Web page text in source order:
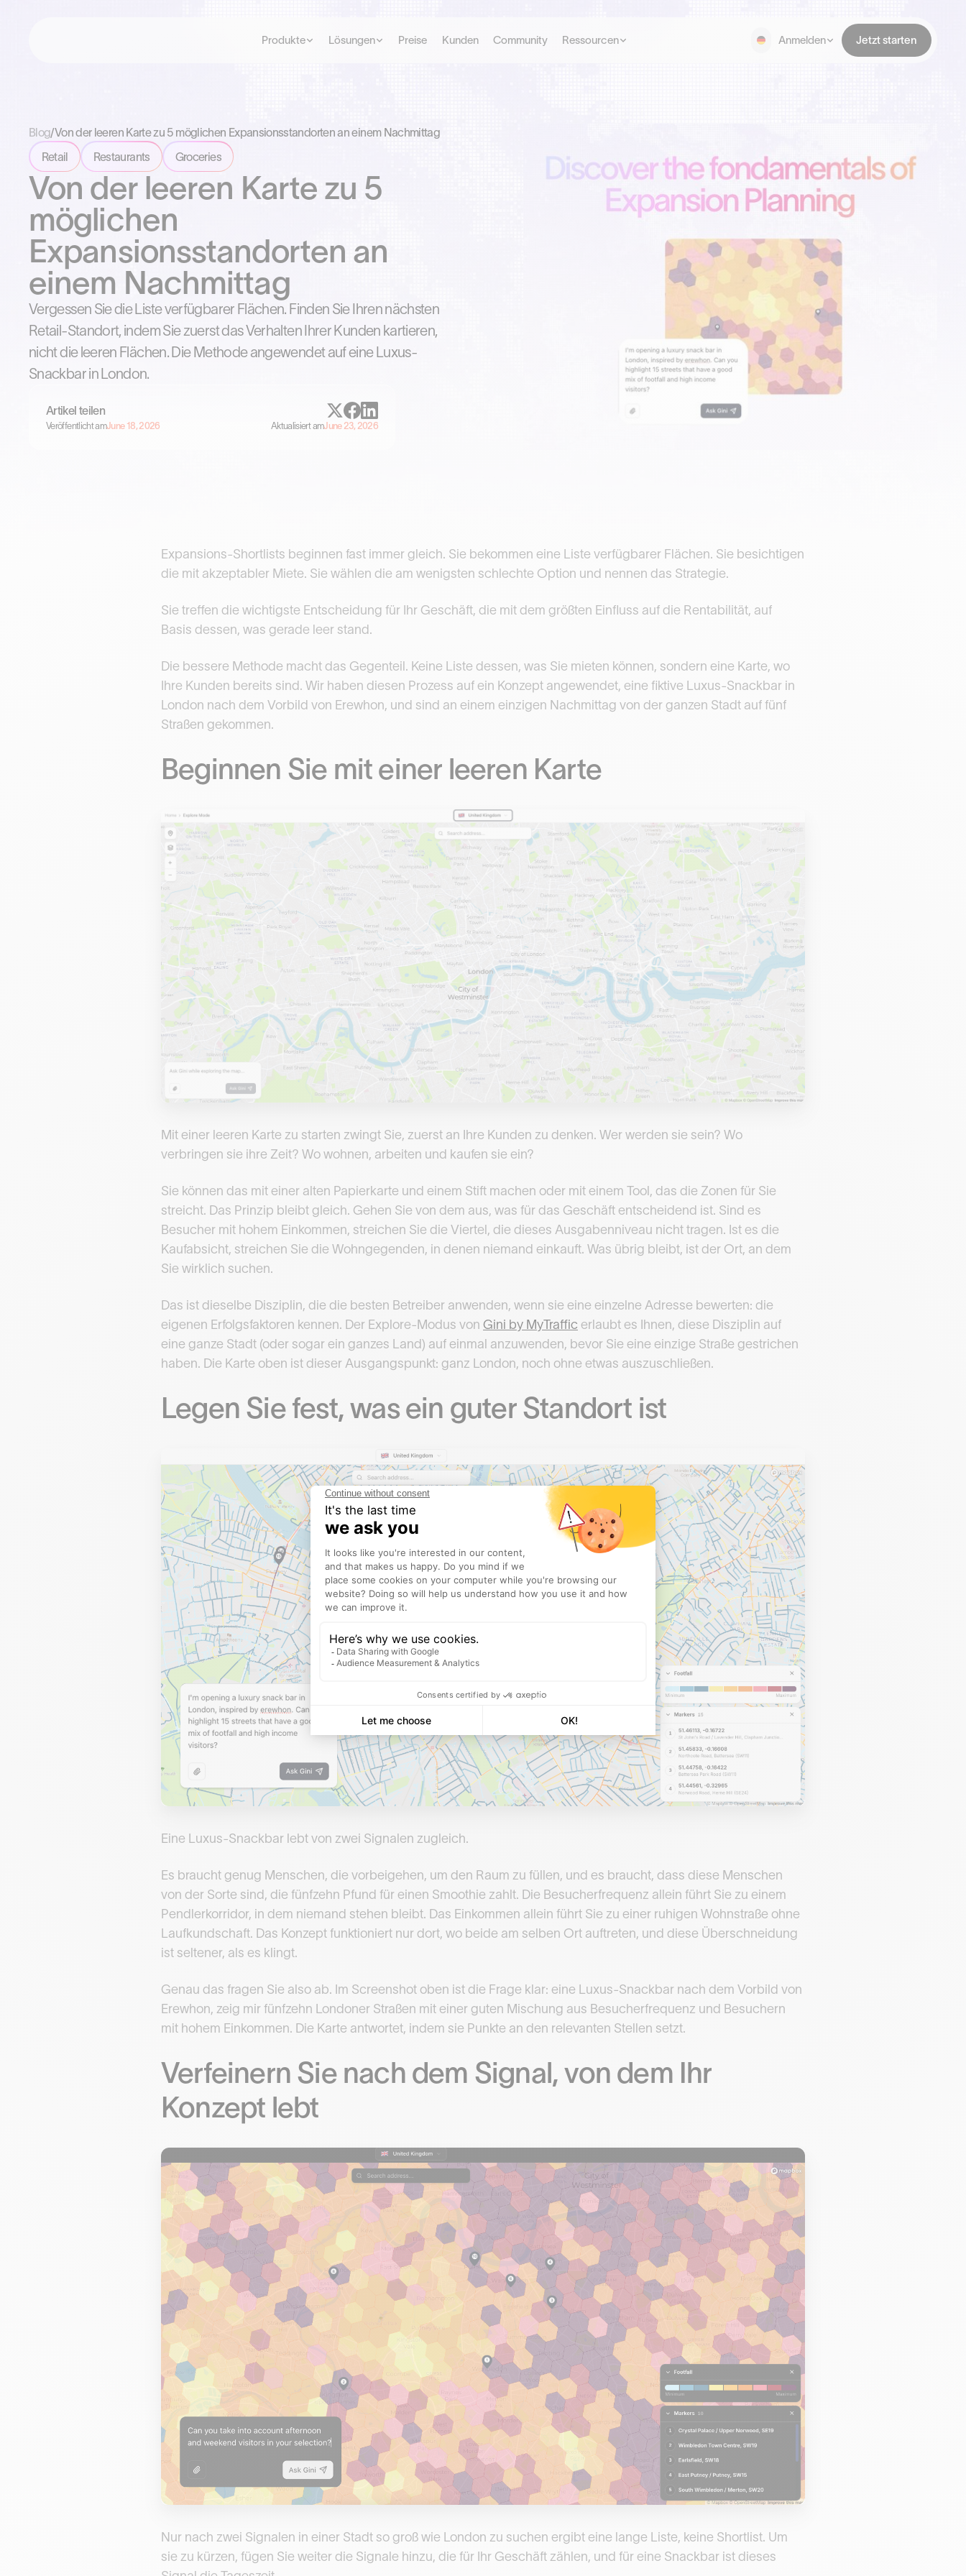
Produkte Lösungen Preise Kunden Community Ressourcen Anmelden Jetzt starten
Blog/Von der leeren Karte zu 5 möglichen Expansionsstandorten an einem Nachmittag
Retail
Restaurants Groceries
Von der leeren Karte zu 5
möglichen
Expansionsstandorten an
einem Nachmittag
Vergessen Sie die Liste verfügbarer Flächen. Finden Sie Ihren nächsten
Retail-Standort, indem Sie zuerst das Verhalten Ihrer Kunden kartieren,
nicht die leeren Flächen. Die Methode angewendet auf eine Luxus-
Snackbar in London.
Artikel teilen
Veröffentlicht amJune 18, 2026 Aktualisiert amJune 23, 2026
Expansions-Shortlists beginnen fast immer gleich. Sie bekommen eine Liste verfügbarer Flächen. Sie besichtigen
die mit akzeptabler Miete. Sie wählen die am wenigsten schlechte Option und nennen das Strategie.
Sie treffen die wichtigste Entscheidung für Ihr Geschäft, die mit dem größten Einfluss auf die Rentabilität, auf
Basis dessen, was gerade leer stand.
Die bessere Methode macht das Gegenteil. Keine Liste dessen, was Sie mieten können, sondern eine Karte, wo
Ihre Kunden bereits sind. Wir haben diesen Prozess auf ein Konzept angewendet, eine fiktive Luxus-Snackbar in
London nach dem Vorbild von Erewhon, und sind an einem einzigen Nachmittag von der ganzen Stadt auf fünf
Straßen gekommen.
Beginnen Sie mit einer leeren Karte
Mit einer leeren Karte zu starten zwingt Sie, zuerst an Ihre Kunden zu denken. Wer werden sie sein? Wo
verbringen sie ihre Zeit? Wo wohnen, arbeiten und kaufen sie ein?
Sie können das mit einer alten Papierkarte und einem Stift machen oder mit einem Tool, das die Zonen für Sie
streicht. Das Prinzip bleibt gleich. Gehen Sie von dem aus, was für das Geschäft entscheidend ist. Sind es
Besucher mit hohem Einkommen, streichen Sie die Viertel, die dieses Ausgabenniveau nicht tragen. Ist es die
Kaufabsicht, streichen Sie die Wohngegenden, in denen niemand einkauft. Was übrig bleibt, ist der Ort, an dem
Sie wirklich suchen.
Das ist dieselbe Disziplin, die die besten Betreiber anwenden, wenn sie eine einzelne Adresse bewerten: die
eigenen Erfolgsfaktoren kennen. Der Explore-Modus von Gini by MyTraffic erlaubt es Ihnen, diese Disziplin auf
eine ganze Stadt (oder sogar ein ganzes Land) auf einmal anzuwenden, bevor Sie eine einzige Straße gestrichen
haben. Die Karte oben ist dieser Ausgangspunkt: ganz London, noch ohne etwas auszuschließen.
Legen Sie fest, was ein guter Standort ist
Eine Luxus-Snackbar lebt von zwei Signalen zugleich.
Es braucht genug Menschen, die vorbeigehen, um den Raum zu füllen, und es braucht, dass diese Menschen
von der Sorte sind, die fünfzehn Pfund für einen Smoothie zahlt. Die Besucherfrequenz allein führt Sie zu einem
Pendlerkorridor, in dem niemand stehen bleibt. Das Einkommen allein führt Sie zu einer ruhigen Wohnstraße ohne
Laufkundschaft. Das Konzept funktioniert nur dort, wo beide am selben Ort auftreten, und diese Überschneidung
ist seltener, als es klingt.
Genau das fragen Sie also ab. Im Screenshot oben ist die Frage klar: eine Luxus-Snackbar nach dem Vorbild von
Erewhon, zeig mir fünfzehn Londoner Straßen mit einer guten Mischung aus Besucherfrequenz und Besuchern
mit hohem Einkommen. Die Karte antwortet, indem sie Punkte an den relevanten Stellen setzt.
Verfeinern Sie nach dem Signal, von dem Ihr
Konzept lebt
Nur nach zwei Signalen in einer Stadt so groß wie London zu suchen ergibt eine lange Liste, keine Shortlist. Um
sie zu kürzen, fügen Sie weiter die Signale hinzu, die für Ihr Geschäft zählen, und für eine Snackbar ist dieses